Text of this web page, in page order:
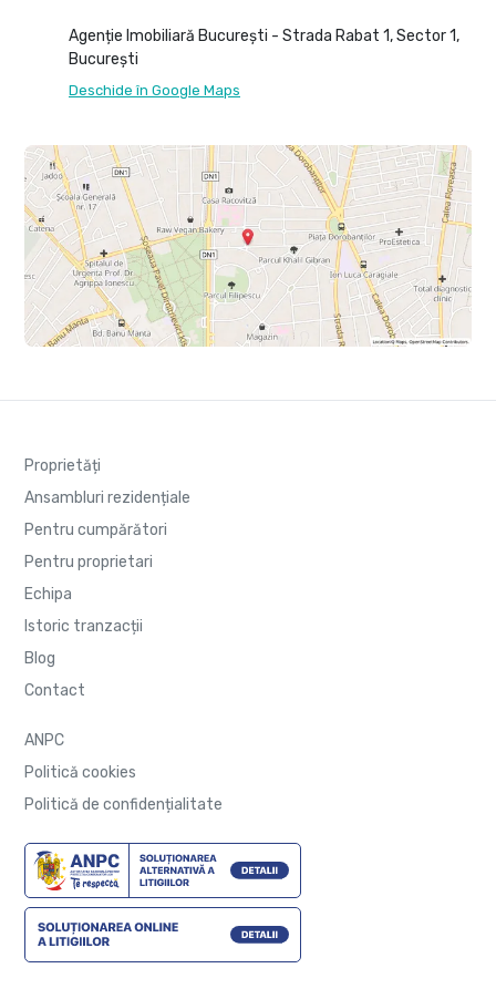
Agenție Imobiliară București - Strada Rabat 1, Sector 1,
București
Deschide în Google Maps
Proprietăți
Ansambluri rezidențiale
Pentru cumpărători
Pentru proprietari
Echipa
Istoric tranzacții
Blog
Contact
ANPC
Politică cookies
Politică de confidențialitate